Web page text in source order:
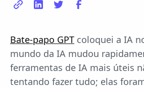
Bate-papo GPT coloquei a IA
mundo da IA mudou
ferramentas de IA mais úteis
tentando fazer tudo; elas